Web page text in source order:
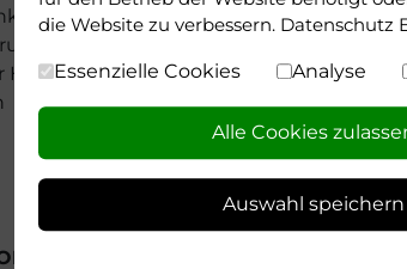
Auswahl
ohne SKT
die Website zu verbessern. Datenschutz
Essenzielle Cookies Analyse
Alle Cookies
Auswahl speichern